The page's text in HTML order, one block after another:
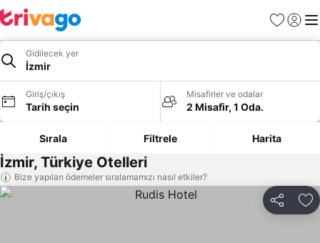
Favoriler
Giriş
Gidilecek yer
İzmir
Giriş/çıkış
Tarih seçin
Misafirler ve odalar
2 Misafir, 1 Oda.
Sırala Filtrele Harita
İzmir, Türkiye Otelleri
Bize yapılan ödemeler sıralamamızı nasıl etkiler?
Paylaş